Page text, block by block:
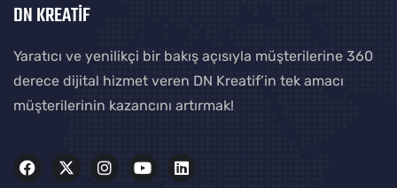
DN KREATİF
Yaratıcı ve yenilikçi bir bakış açısıyla müşterilerine 360
derece dijital hizmet veren DN Kreatif’in tek amacı
müşterilerinin kazancını artırmak!